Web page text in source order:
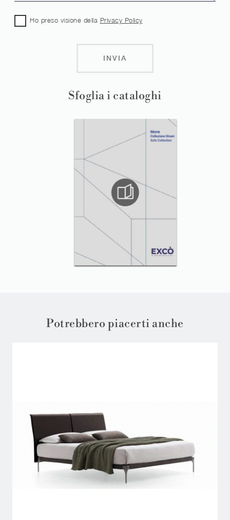
Sfoglia i cataloghi
Ho preso visione della Privacy Policy
INVIA
Potrebbero piacerti anche